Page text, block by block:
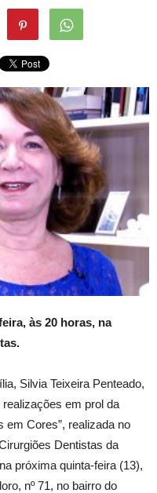
às 20 horas, na
Silvia Teixeira Penteado,
em prol da
em Cores”, realizada no
Dentistas da
próxima quinta-feira (13),
nº 71, no bairro do